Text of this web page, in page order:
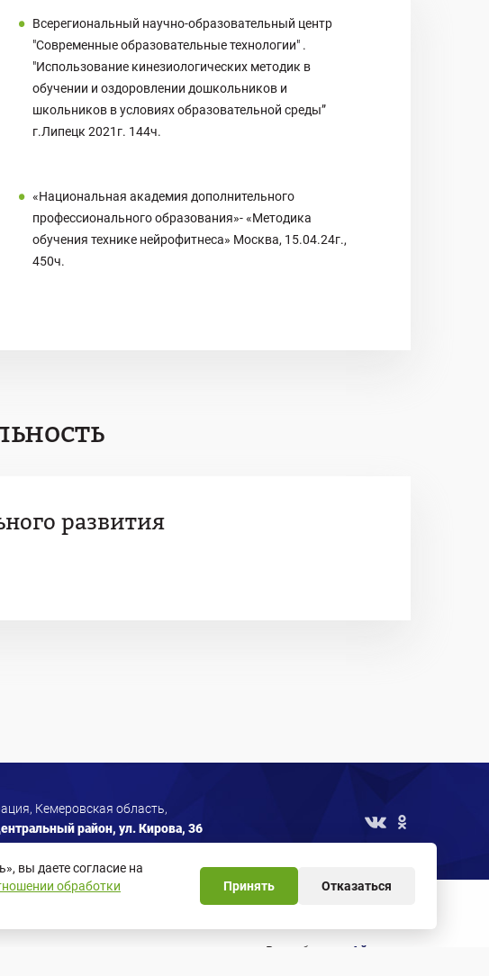
Всерегиональный научно-образовательный центр
"Современные образовательные технологии" .
"Использование кинезиологических методик в
обучении и оздоровлении дошкольников и
школьников в условиях образовательной среды”
г.Липецк 2021г. 144ч.
«Национальная академия дополнительного
профессионального образования»- «Методика
обучения технике нейрофитнеса» Москва, 15.04.24г.,
450ч.
развития
Кемеровская область,
район, ул. Кирова, 36
Разработка — Айти сити
вы даете согласие на
обработки
Принять Отказаться